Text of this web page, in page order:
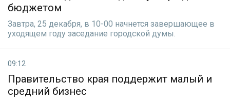
бюджетом
Завтра, 25 декабря, в 10-00 начнется завершающее в
уходящем году заседание городской думы.
09:12
Правительство края поддержит малый и
средний бизнес